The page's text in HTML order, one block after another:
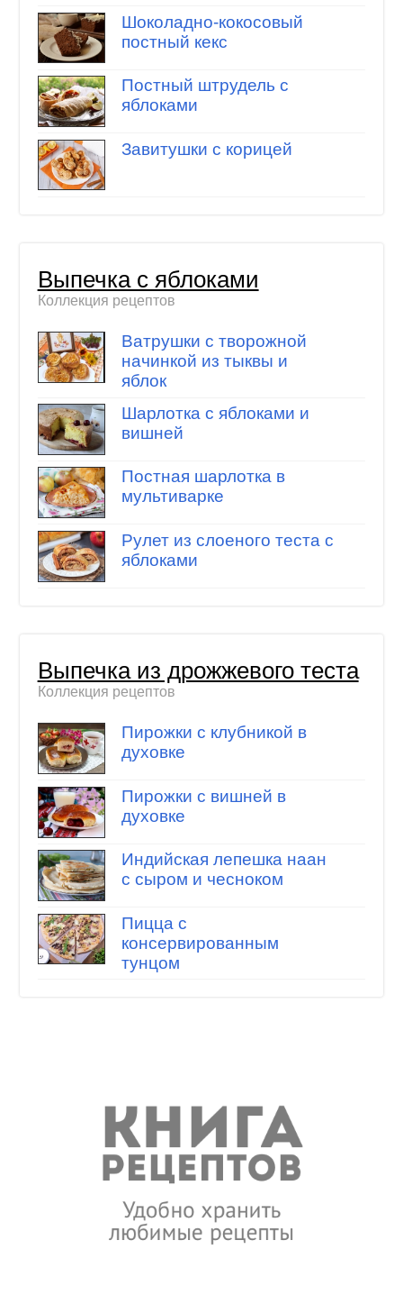
Шоколадно-кокосовый
постный кекс
Постный штрудель с
яблоками
Завитушки с корицей
Выпечка с яблоками
Коллекция рецептов
Ватрушки с творожной
начинкой из тыквы и
яблок
Шарлотка с яблоками и
вишней
Постная шарлотка в
мультиварке
Рулет из слоеного теста с
яблоками
Выпечка из дрожжевого теста
Коллекция рецептов
Пирожки с клубникой в
духовке
Пирожки с вишней в
духовке
Индийская лепешка наан
с сыром и чесноком
Пицца с
консервированным
тунцом